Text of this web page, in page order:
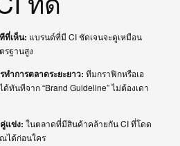
ที่เห็น: แบรนด์ที่มี CI ชัดเจนจะดูเหมือน
ฐานสูง
ำการตลาดระยะยาว: ทีมกราฟิกหรือเอ
ทันทีจาก “Brand Guideline” ไม่ต้องเดา
แข่ง: ในตลาดที่มีสินค้าคล้ายกัน CI ที่โดด
ได้ก่อนใคร